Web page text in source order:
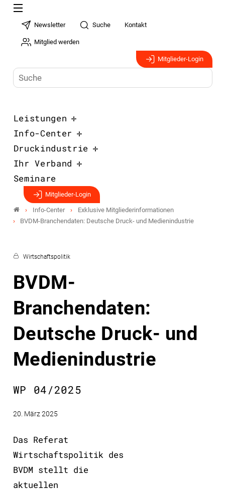
Newsletter Suche Kontakt
Mitglied werden
Mitglieder-Login
Leistungen
Info-Center
Druckindustrie
Ihr Verband
Seminare
Mitglieder-Login
Info-Center
Exklusive Mitgliederinformationen
BVDM-Branchendaten: Deutsche Druck- und Medienindustrie
Wirtschaftspolitik
BVDM-
Branchendaten:
Deutsche Druck- und
Medienindustrie
WP 04/2025
20. März 2025
Das Referat
Wirtschaftspolitik des
BVDM stellt die
aktuellen